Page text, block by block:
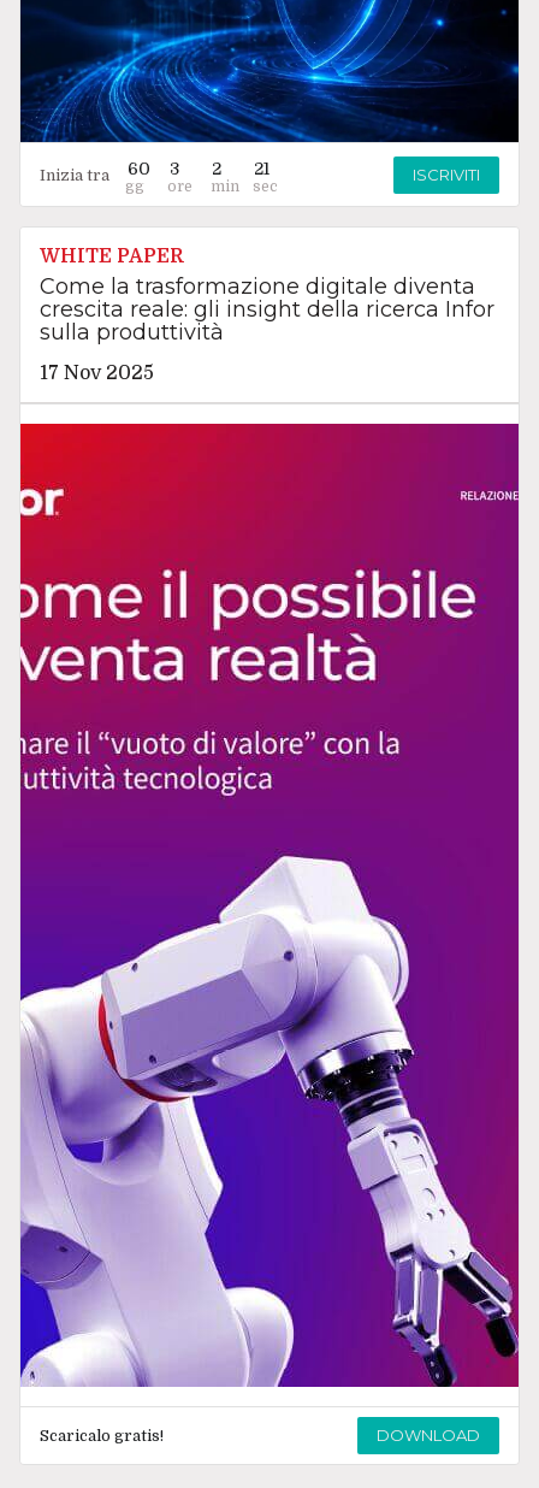
Inizia tra 60 3 2 20 ISCRIVITI
WHITE PAPER
Come la trasformazione digitale diventa
crescita reale: gli insight della ricerca Infor
sulla produttività
17 Nov 2025
Scaricalo gratis! DOWNLOAD